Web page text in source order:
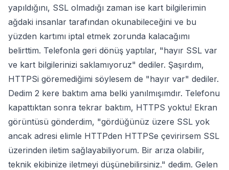
yapıldığını, SSL olmadığı zaman ise kart bilgilerimin
ağdaki insanlar tarafından okunabileceğini ve bu
yüzden kartımı iptal etmek zorunda kalacağımı
belirttim. Telefonla geri dönüş yaptılar, "hayır SSL var
ve kart bilgilerinizi saklamıyoruz" dediler. Şaşırdım,
HTTPSi göremediğimi söylesem de "hayır var" dediler.
Dedim 2 kere baktım ama belki yanılmışımdır. Telefonu
kapattıktan sonra tekrar baktım, HTTPS yoktu! Ekran
görüntüsü gönderdim, "gördüğünüz üzere SSL yok
ancak adresi elimle HTTPden HTTPSe çevirirsem SSL
üzerinden iletim sağlayabiliyorum. Bir arıza olabilir,
teknik ekibinize iletmeyi düşünebilirsiniz." dedim. Gelen